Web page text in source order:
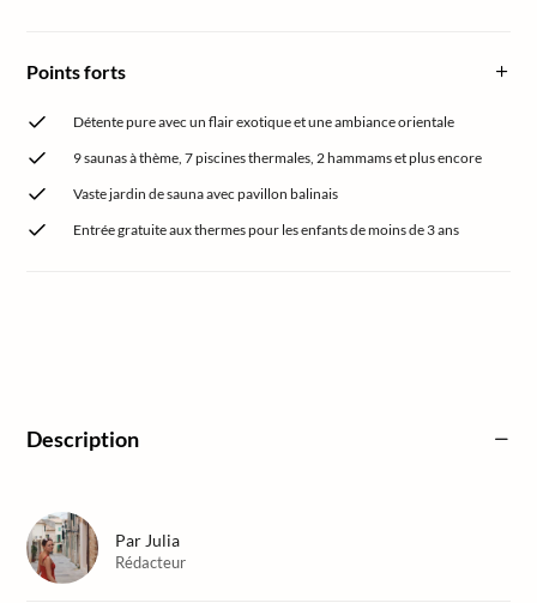
Points forts
Détente pure avec un flair exotique et une ambiance orientale
9 saunas à thème, 7 piscines thermales, 2 hammams et plus encore
Vaste jardin de sauna avec pavillon balinais
Entrée gratuite aux thermes pour les enfants de moins de 3 ans
Description
Par Julia
Rédacteur